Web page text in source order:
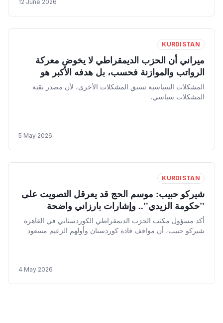
12 June 2026
KURDISTAN
ميراني أن الحزب الديمقراطي لا يخوض معركة
الرواتب والموازنة فحسب، بل هدفه الأكبر هو
حماية كيان إقليم كوردستان والحقوق الدستورية
التي تحققت بدماء آلاف الشهداء.
المشكلات السياسية تسبق المشكلات الأخرى، لأن مصدر بقية
المشكلات سياسي.
5 May 2026
KURDISTAN
شيركو حبيب: موسم الحج قد يعرقل التصويت على
"حكومة الزيدي".. وإشارات بارزاني واضحة
للتوافق العراقي
أكد مسؤول مكتب الحزب الديمقراطي الكوردستاني في القاهرة
شيركو حبيب، أن مواقف قادة كوردستان وأولهم الزعيم مسعود
4 May 2026